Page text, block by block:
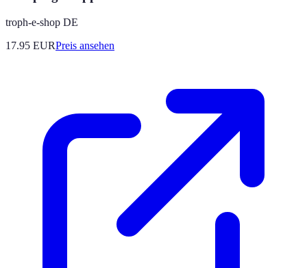
troph-e-shop DE
17.95 EURPreis ansehen